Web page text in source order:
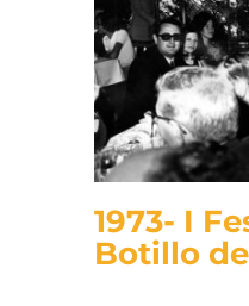
1973- I
Botillo